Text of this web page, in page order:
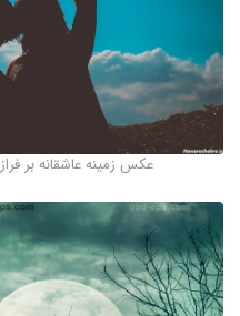
عکس زمینه عاشقانه بر